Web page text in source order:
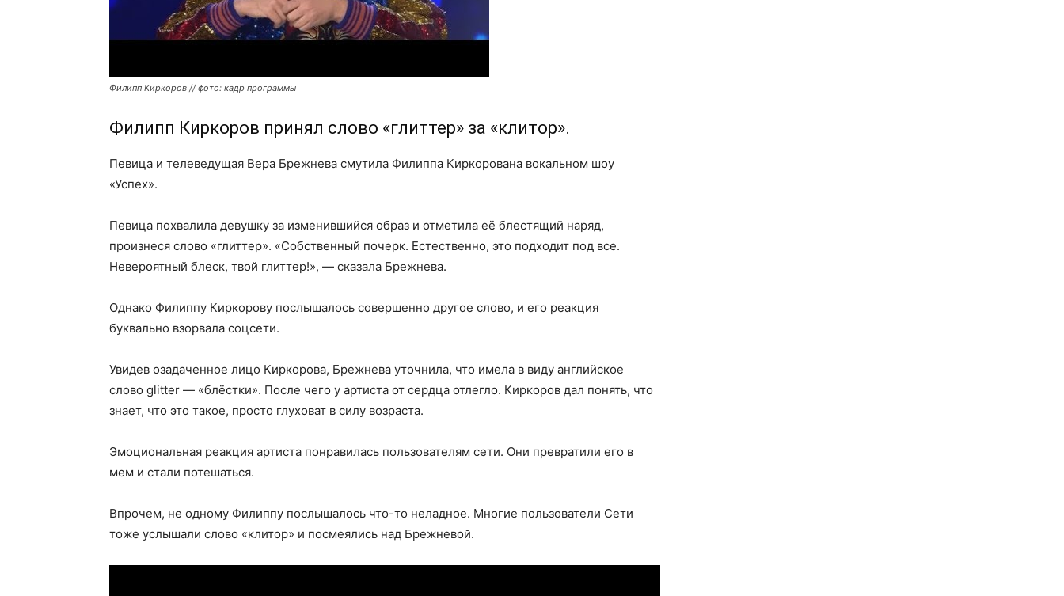
Филипп Киркоров // фото: кадр программы
Филипп Киркоров принял слово «глиттер» за «клитор».
Певица и телеведущая Вера Брежнева смутила Филиппа Киркорована вокальном шоу
«Успех».
Певица похвалила девушку за изменившийся образ и отметила её блестящий наряд,
произнеся слово «глиттер». «Собственный почерк. Естественно, это подходит под все.
Невероятный блеск, твой глиттер!», — сказала Брежнева.
Однако Филиппу Киркорову послышалось совершенно другое слово, и его реакция
буквально взорвала соцсети.
Увидев озадаченное лицо Киркорова, Брежнева уточнила, что имела в виду английское
слово glitter — «блёстки». После чего у артиста от сердца отлегло. Киркоров дал понять, что
знает, что это такое, просто глуховат в силу возраста.
Эмоциональная реакция артиста понравилась пользователям сети. Они превратили его в
мем и стали потешаться.
Впрочем, не одному Филиппу послышалось что-то неладное. Многие пользователи Сети
тоже услышали слово «клитор» и посмеялись над Брежневой.